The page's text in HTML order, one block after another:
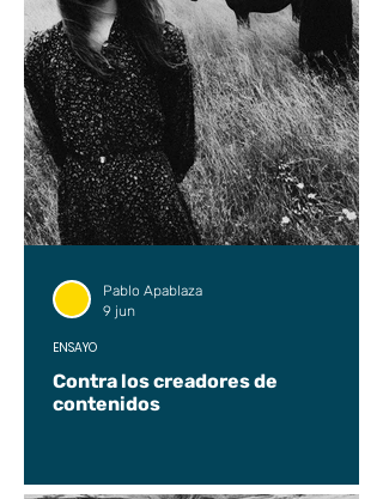
Contra los creadores de
contenidos
ENSAYO
Pablo Apablaza
9 jun